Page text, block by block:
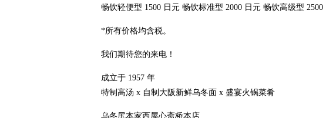
畅饮轻便型 1500 日元 畅饮标准型 2000 日元 畅饮高级型 2500
*所有价格均含税。
我们期待您的来电！
成立于 1957 年
特制高汤 x 自制大阪新鲜乌冬面 x 盛宴火锅菜肴
乌冬尻本家西屋心斋桥本店